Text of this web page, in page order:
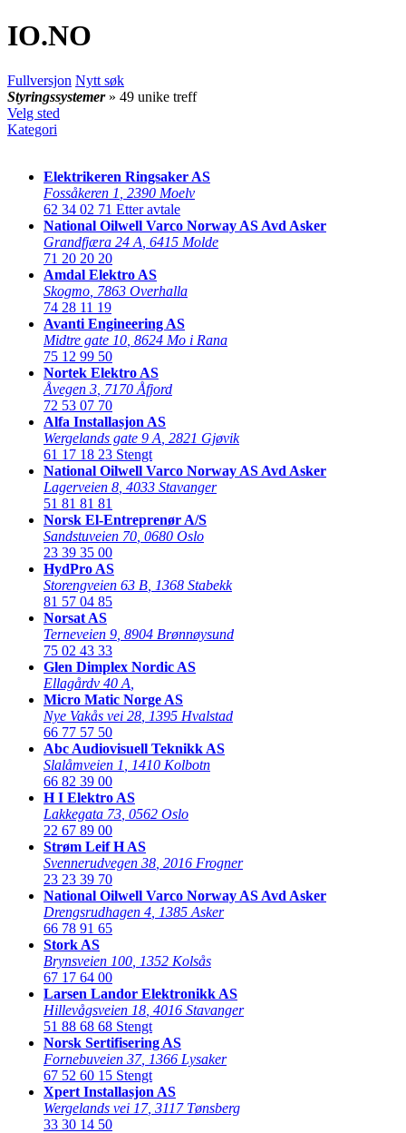
IO.NO
Fullversjon Nytt søk
Styringssystemer » 49 unike treff
Velg sted
Kategori
Elektrikeren Ringsaker AS
Fossåkeren 1 2390 Moelv
62 34 02 71 Etter avtale
National Oilwell Varco Norway AS Avd Asker
Grandfjæra 24 A 6415 Molde
71 20 20 20
Amdal Elektro AS
Skogmo 7863 Overhalla
74 28 11 19
Avanti Engineering AS
Midtre gate 10 8624 Mo i Rana
75 12 99 50
Nortek Elektro AS
Åvegen 3 7170 Åfjord
72 53 07 70
Alfa Installasjon AS
Wergelands gate 9 A 2821 Gjøvik
61 17 18 23 Stengt
National Oilwell Varco Norway AS Avd Asker
Lagerveien 8 4033 Stavanger
51 81 81 81
Norsk El-Entreprenør A/S
Sandstuveien 70 0680 Oslo
23 39 35 00
HydPro AS
Storengveien 63 B 1368 Stabekk
81 57 04 85
Norsat AS
Terneveien 9 8904 Brønnøysund
75 02 43 33
Glen Dimplex Nordic AS
Ellagårdv 40 A
Micro Matic Norge AS
Nye Vakås vei 28 1395 Hvalstad
66 77 57 50
Abc Audiovisuell Teknikk AS
Slalåmveien 1
1410 Kolbotn
66 82 39 00
H I Elektro AS
Lakkegata 73 0562 Oslo
22 67 89 00
Strøm Leif H AS
Svennerudvegen 38 2016 Frogner
23 23 39 70
National Oilwell Varco Norway AS Avd Asker
Drengsrudhagen 4 1385 Asker
66 78 91 65
Stork AS
Brynsveien 100 1352 Kolsås
67 17 64 00
Larsen Landor Elektronikk AS
Hillevågsveien 18 4016 Stavanger
51 88 68 68 Stengt
Norsk Sertifisering AS
Fornebuveien 37, 1366 Lysaker
67 52 60 15 Stengt
Xpert Installasjon AS
Wergelands vei 17, 3117 Tønsberg
33 30 14 50